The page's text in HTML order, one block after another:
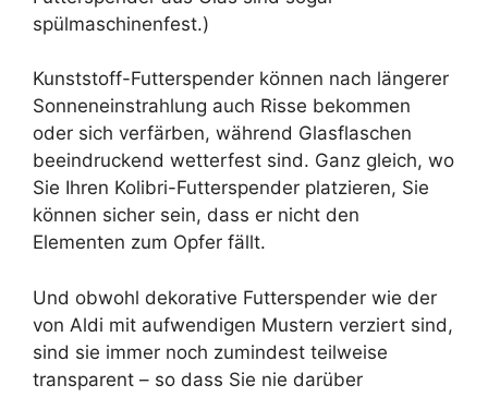
spülmaschinenfest.)
Kunststoff-Futterspender können nach längerer
Sonneneinstrahlung auch Risse bekommen
oder sich verfärben, während Glasflaschen
beeindruckend wetterfest sind. Ganz gleich, wo
Sie Ihren Kolibri-Futterspender platzieren, Sie
können sicher sein, dass er nicht den
Elementen zum Opfer fällt.
Und obwohl dekorative Futterspender wie der
von Aldi mit aufwendigen Mustern verziert sind,
sind sie immer noch zumindest teilweise
transparent – ​​so dass Sie nie darüber